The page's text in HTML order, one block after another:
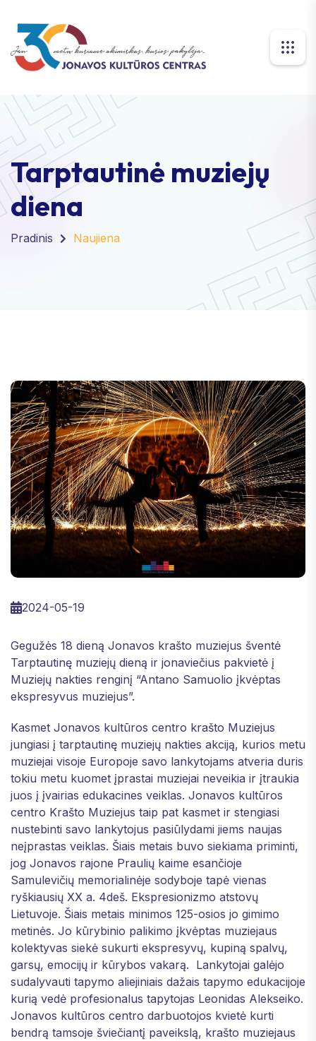
Tarptautinė muziejų
diena
Pradinis Naujiena
2024-05-19
Gegužės 18 dieną Jonavos krašto muziejus šventė
Tarptautinę muziejų dieną ir jonaviečius pakvietė į
Muziejų nakties renginį “Antano Samuolio įkvėptas
ekspresyvus muziejus”.
Kasmet Jonavos kultūros centro krašto Muziejus
jungiasi į tarptautinę muziejų nakties akciją, kurios metu
muziejai visoje Europoje savo lankytojams atveria duris
tokiu metu kuomet įprastai muziejai neveikia ir įtraukia
juos į įvairias edukacines veiklas. Jonavos kultūros
centro Krašto Muziejus taip pat kasmet ir stengiasi
nustebinti savo lankytojus pasiūlydami jiems naujas
neįprastas veiklas. Šiais metais buvo siekiama priminti,
jog Jonavos rajone Praulių kaime esančioje
Samulevičių memorialinėje sodyboje tapė vienas
ryškiausių XX a. 4deš. Ekspresionizmo atstovų
Lietuvoje. Šiais metais minimos 125-osios jo gimimo
metinės. Jo kūrybinio palikimo įkvėptas muziejaus
kolektyvas siekė sukurti ekspresyvų, kupiną spalvų,
garsų, emocijų ir kūrybos vakarą. Lankytojai galėjo
sudalyvauti tapymo aliejiniais dažais tapymo edukacijoje
kurią vedė profesionalus tapytojas Leonidas Alekseiko.
Jonavos kultūros centro darbuotojos kvietė kurti
bendrą tamsoje šviečiantį paveikslą, krašto muziejaus